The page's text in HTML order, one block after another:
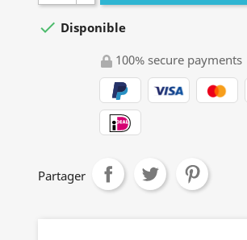
 Disponible
100% secure payments
Partager